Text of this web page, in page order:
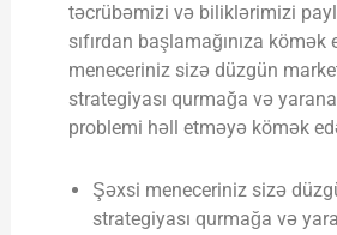
təcrübəmizi və biliklərimizi
sıfırdan başlamağınıza
meneceriniz sizə düzgün
strategiyası qurmağa və
problemi həll etməyə kömək
Şəxsi meneceriniz sizə
strategiyası qurmağa və